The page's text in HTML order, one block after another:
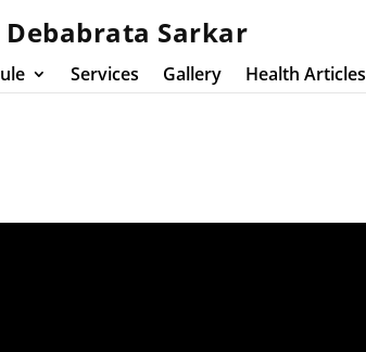
Debabrata Sarkar
Services Gallery Health Articles